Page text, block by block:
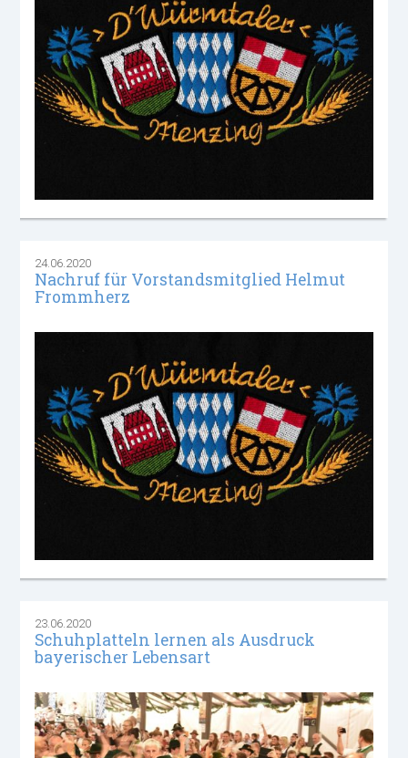
24.06.2020
Nachruf für Vorstandsmitglied Helmut
Frommherz
23.06.2020
Schuhplatteln lernen als Ausdruck
bayerischer Lebensart